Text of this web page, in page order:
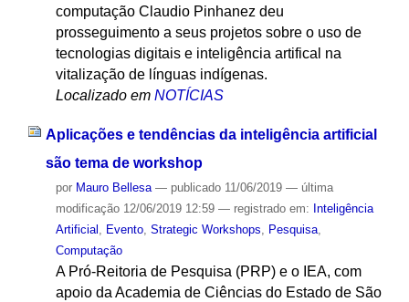
computação Claudio Pinhanez deu
prosseguimento a seus projetos sobre o uso de
tecnologias digitais e inteligência artifical na
vitalização de línguas indígenas.
Localizado em NOTÍCIAS
Aplicações e tendências da inteligência artificial
são tema de workshop
por Mauro Bellesa — publicado11/06/2019 — última
modificação12/06/2019 12:59 — registrado em: Inteligência
Artificial , Evento, Strategic Workshops, Pesquisa,
Computação
A Pró-Reitoria de Pesquisa (PRP) e o IEA, com
apoio da Academia de Ciências do Estado de São